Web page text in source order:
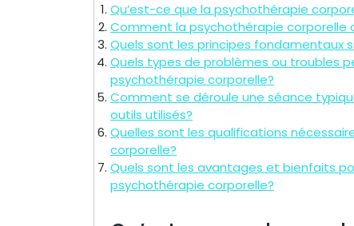
Qu’est-ce que la psychothérapie
Comment la psychothérapie
Quels sont les principes fondamentaux
Quels types de problèmes ou troubles
psychothérapie corporelle?
Comment se déroule une séance
outils utilisés?
Quelles sont les qualifications
corporelle?
Quels sont les avantages et bienfaits
psychothérapie corporelle?